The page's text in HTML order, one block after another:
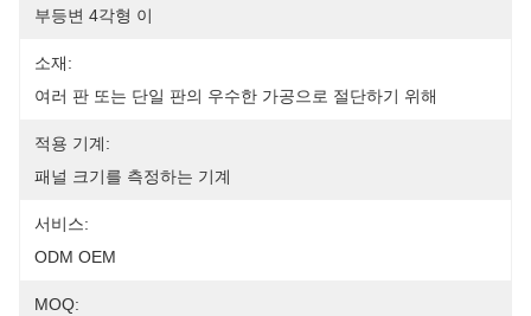
부등변 4각형 이
소재:
여러 판 또는 단일 판의 우수한 가공으로 절단하기 위해
적용 기계:
패널 크기를 측정하는 기계
서비스:
ODM OEM
MOQ: